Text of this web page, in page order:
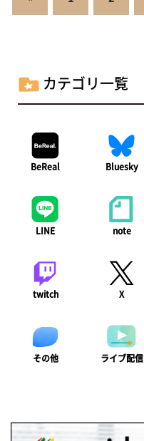
稿
ー
送
り
カテゴリ一覧
BeReal Bluesky
LINE note
twitch X
その他 ライブ配信